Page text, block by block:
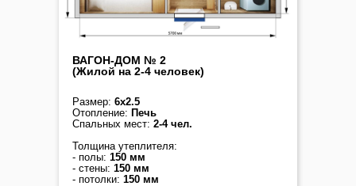
Размер: 6х2.5
Отопление: Печь
Спальных мест: 2-4 чел.
Толщина утеплителя:
- полы: 150 мм
- стены: 150 мм
- потолки: 150 мм
ВАГОН-ДОМ № 2
(Жилой на 2-4 человек)